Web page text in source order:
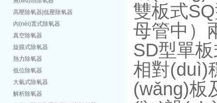
高壓除氧器|低壓除氧器
內(nèi)置式除氧器
真空除氧器
旋膜式除氧器
熱力除氧器
低位除氧器
大氣式除氧器
解析除氧器
雙板式
母管中）
SD型單
相對(duì)
(wǎng)板